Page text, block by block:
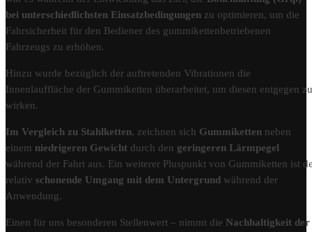
bei unterschiedlichsten Einsatzbedingungen zu optimieren, um die
Fahrsicherheit für den Bediener des gummikettenbetriebenen
Fahrzeugs zu erhöhen.
Hinzu wurde bezüglich der auftretenden Vibrationen die
Innenlauffläche der Gummiketten überarbeitet, um diesen entgegen zu
wirken.
Im Vergleich zu Stahlketten, zeichnen sich Gummiketten neben
einem niedrigeren Gewicht durch den geringeren Lärmpegel
während der Fahrt aus. Ein weiterer Pluspunkt von Gummiketten ist
relativ schonende Umgang mit dem Untergrund während der
Anwendung.
Einen für uns besonderen Stellenwert – nimmt die Nachhaltigkeit der